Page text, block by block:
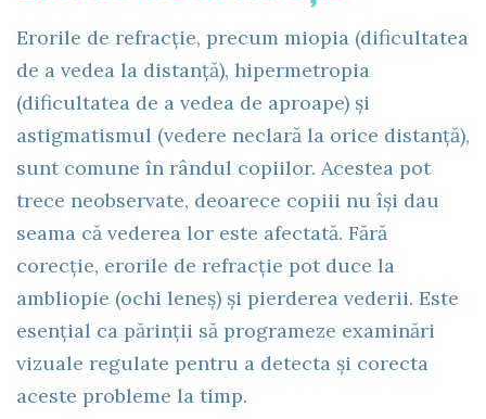
Erorile de refracție, precum miopia (dificultatea
de a vedea la distanță), hipermetropia
(dificultatea de a vedea de aproape) și
astigmatismul (vedere neclară la orice distanță),
sunt comune în rândul copiilor. Acestea pot
trece neobservate, deoarece copiii nu își dau
seama că vederea lor este afectată. Fără
corecție, erorile de refracție pot duce la
ambliopie (ochi leneș) și pierderea vederii. Este
esențial ca părinții să programeze examinări
vizuale regulate pentru a detecta și corecta
aceste probleme la timp.